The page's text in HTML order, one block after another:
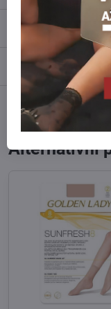
Recenze 0
Diskuse 0
Facebook
Alternativní